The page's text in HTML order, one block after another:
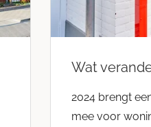
Wat
2024 brengt
mee voor